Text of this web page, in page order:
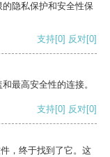
隐私保护和安全性保
支持[0] 反对[0]
最高安全性的连接。
支持[0] 反对[0]
，终于找到了它。这